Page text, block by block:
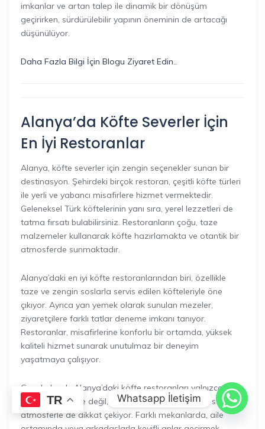
imkanlar ve artan talep ile dinamik bir dönüşüm
geçirirken, sürdürülebilir yapının öneminin de artacağı
düşünülüyor.
Daha Fazla Bilgi İçin Blogu Ziyaret Edin..
Alanya’da Köfte Severler İçin
En İyi Restoranlar
Alanya, köfte severler için zengin seçenekler sunan bir
destinasyon. Şehirdeki birçok restoran, çeşitli köfte türleri
ile yerli ve yabancı misafirlere hizmet vermektedir.
Geleneksel Türk köftelerinin yanı sıra, yerel lezzetleri de
tatma fırsatı bulabilirsiniz. Restoranların çoğu, taze
malzemeler kullanarak köfte hazırlamakta ve otantik bir
atmosferde sunmaktadır.
Alanya’daki en iyi köfte restoranlarından biri, özellikle
taze ve zengin soslarla servis edilen köfteleriyle öne
çıkıyor. Ayrıca yan yemek olarak sunulan mezeler,
ziyaretçilere farklı tatlar deneme imkanı tanıyor.
Restoranlar, misafirlerine konforlu bir ortamda, yüksek
kaliteli hizmet sunarak unutulmaz bir deneyim
yaşatmaya çalışıyor.
Genel olarak, Alanya’daki köfte restoranları yalnızca
yemek kalitesiyle değil, aynı zamanda sundukları samimi
atmosferle de dikkat çekiyor. Farklı mekanlarda, aile
TR Whatsapp İletişim